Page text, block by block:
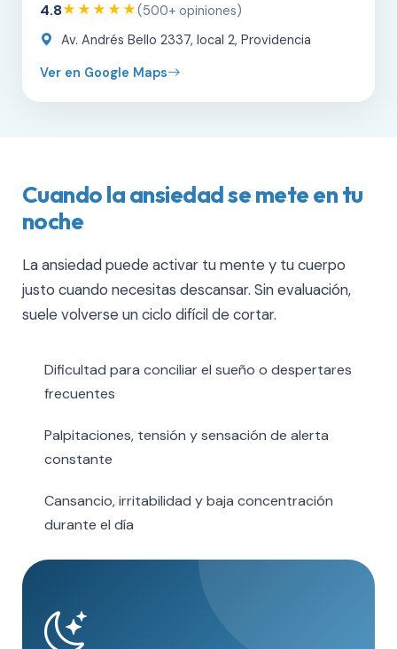
4.8★★★★★(500+ opiniones)
Av. Andrés Bello 2337, local 2, Providencia
Ver en Google Maps
Cuando la ansiedad se mete en tu
noche
La ansiedad puede activar tu mente y tu cuerpo
justo cuando necesitas descansar. Sin evaluación,
suele volverse un ciclo difícil de cortar.
Dificultad para conciliar el sueño o despertares
frecuentes
Palpitaciones, tensión y sensación de alerta
constante
Cansancio, irritabilidad y baja concentración
durante el día